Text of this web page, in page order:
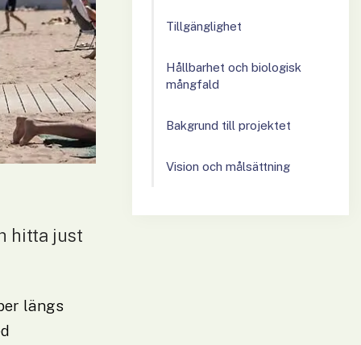
hitta just
längs
Tillgänglighet
Hållbarhet och biologisk
mångfald
Bakgrund till projektet
Vision och målsättning